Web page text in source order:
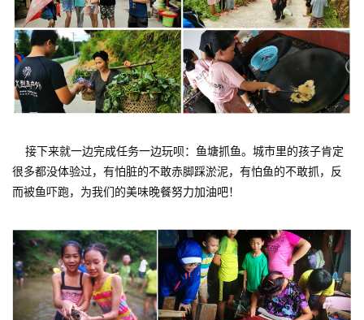
接下来就一边完成任务一边玩呗：鱼塘抓鱼。城市里的孩子肯定
很多都没体验过，有怕脏的不敢赤脚踩淤泥，有怕鱼的不敢抓，反
而被鱼吓跑，为我们的美味晚餐努力加油吧！